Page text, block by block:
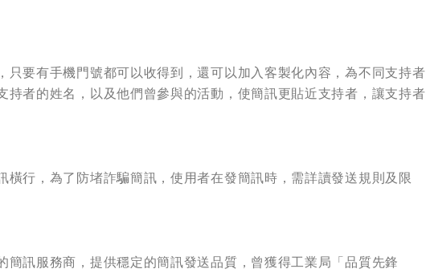
只要有手機門號都可以收得到，還可以加入客製化內容，為不同支持者
持者的姓名，以及他們曾參與的活動，使簡訊更貼近支持者，讓支持者
橫行，為了防堵詐騙簡訊，使用者在發簡訊時，需詳讀發送規則及限
簡訊服務商，提供穩定的簡訊發送品質，曾獲得工業局「品質先鋒